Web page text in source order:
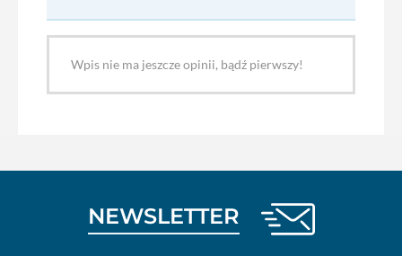
Wpis nie ma jeszcze opinii, bądź pierwszy!
NEWSLETTER